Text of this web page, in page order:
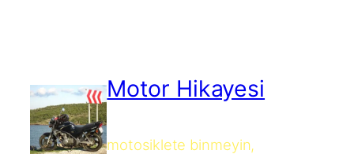
Motor Hikayesi
motosiklete binmeyin,